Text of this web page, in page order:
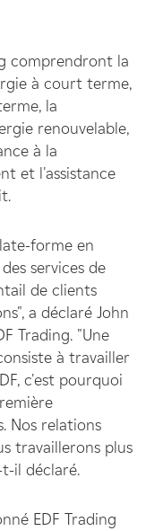
comprendront la
à court terme,
la
renouvelable,
à la
et l'assistance
forme en
services de
de clients
a déclaré John
Trading. "Une
à travailler
c'est pourquoi
Nos relations
travaillerons plus
il déclaré.
EDF Trading